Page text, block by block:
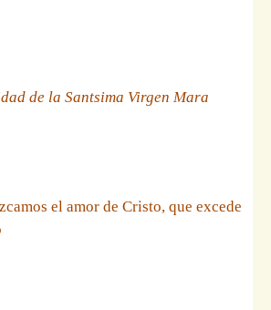
de la Santsima Virgen Mara
el amor de Cristo, que excede